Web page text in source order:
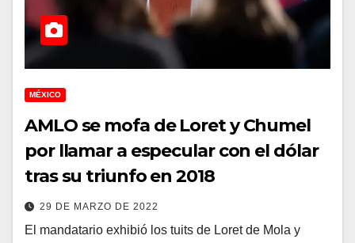
MÉXICO
AMLO se mofa de Loret y Chumel
por llamar a especular con el dólar
tras su triunfo en 2018
29 DE MARZO DE 2022
El mandatario exhibió los tuits de Loret de Mola y